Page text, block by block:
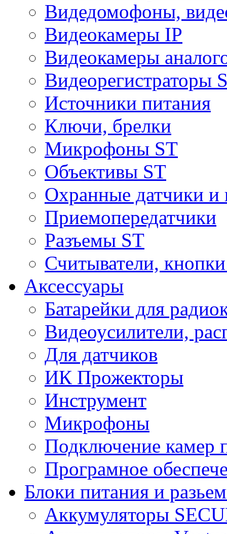
Видедомофоны,
Видеокамеры IP
Видеокамеры
Видеорегистраторы
Источники питания
Ключи, брелки
Микрофоны ST
Объективы ST
Охранные датчики и
Приемопередатчики
Разъемы ST
Считыватели,
Аксессуары
Батарейки для
Видеоусилители,
Для датчиков
ИК Прожекторы
Инструмент
Микрофоны
Подключение камер
Програмное
Блоки питания и
Аккумуляторы